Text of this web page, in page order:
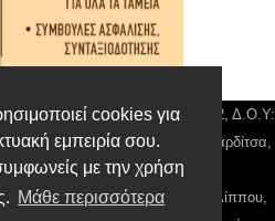
cookies για
εμπειρία σου.
με την χρήση
Μάθε περισσότερα
Orion Media, ΑΦΜ: 043750542, Δ.Ο.Υ:
Δ/νση: Διάκου 10 τ.κ 43132 Καρδίτσα,
news@karditsanews.gr.
Διαχειριστής: Παναγιώτης Φιλίππου,